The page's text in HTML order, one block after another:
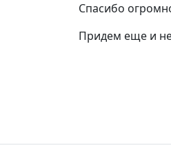
Спасибо
Придем еще и